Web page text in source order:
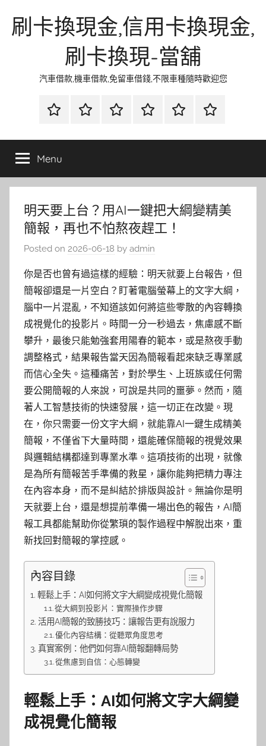
刷卡換現金,信用卡換現金,
刷卡換現-當舖
汽車借款,機車借款,免留車借錢,不限車種隨時歡迎您
首
當
金
網
資
流
時
環
清
聯
徵
Menu
明天要上台？用AI一鍵把大綱變精美
簡報，再也不怕熬夜趕工！
Posted on 2026-06-18 by admin
你是否也曾有過這樣的經驗：明天就要上台報告，但
簡報卻還是一片空白？盯著電腦螢幕上的文字大綱，
腦中一片混亂，不知道該如何將這些零散的內容轉換
成視覺化的投影片。時間一分一秒過去，焦慮感不斷
攀升，最後只能勉強套用陽春的範本，或是熬夜手動
調整格式，結果報告當天因為簡報看起來缺乏專業感
而信心全失。這種痛苦，對於學生、上班族或任何需
要公開簡報的人來說，可說是共同的噩夢。然而，隨
著人工智慧技術的快速發展，這一切正在改變。現
在，你只需要一份文字大綱，就能靠AI一鍵生成精美
簡報，不僅省下大量時間，還能確保簡報的視覺效果
與邏輯結構都達到專業水準。這項技術的出現，就像
是為所有簡報苦手準備的救星，讓你能夠把精力專注
在內容本身，而不是糾結於排版與設計。無論你是明
天就要上台，還是想提前準備一場出色的報告，AI簡
報工具都能幫助你從繁瑣的製作過程中解脫出來，重
新找回對簡報的掌控感。
內容目錄
輕鬆上手：AI如何將文字大綱變成視覺化簡報
從大綱到投影片：實際操作步驟
活用AI簡報的致勝技巧：讓報告更有說服力
優化內容結構：從聽眾角度思考
真實案例：他們如何靠AI簡報翻轉局勢
從焦慮到自信：心態轉變
輕鬆上手：AI如何將文字大綱變
成視覺化簡報